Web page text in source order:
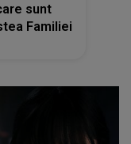
sunt
Familiei